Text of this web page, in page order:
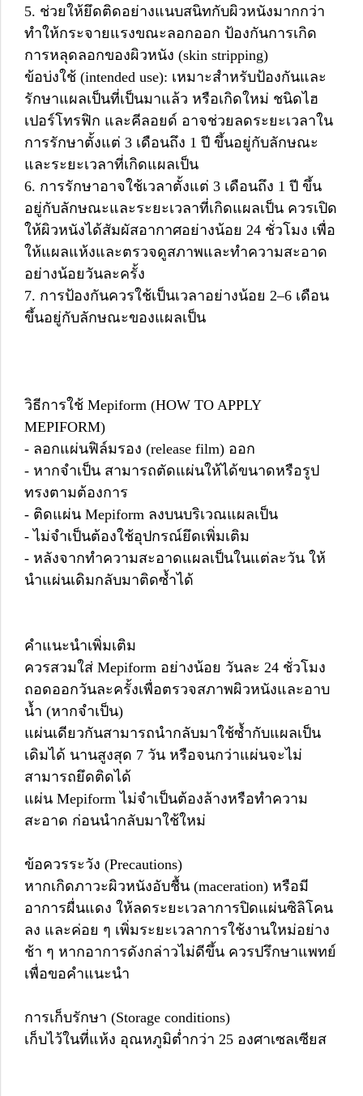
5. ช่วยให้ยึดติดอย่างแนบสนิทกับผิวหนังมากกว่า
ทำให้กระจายแรงขณะลอกออก ป้องกันการเกิด
การหลุดลอกของผิวหนัง (skin stripping)
ข้อบ่งใช้ (intended use): เหมาะสำหรับป้องกันและ
รักษาแผลเป็นที่เป็นมาแล้ว หรือเกิดใหม่ ชนิดไฮ
เปอร์โทรฟิก และคีลอยด์ อาจช่วยลดระยะเวลาใน
การรักษาตั้งแต่ 3 เดือนถึง 1 ปี ขึ้นอยู่กับลักษณะ
และระยะเวลาที่เกิดแผลเป็น
6. การรักษาอาจใช้เวลาตั้งแต่ 3 เดือนถึง 1 ปี ขึ้น
อยู่กับลักษณะและระยะเวลาที่เกิดแผลเป็น ควรเปิด
ให้ผิวหนังได้สัมผัสอากาศอย่างน้อย 24 ชั่วโมง เพื่อ
ให้แผลแห้งและตรวจดูสภาพและทำความสะอาด
อย่างน้อยวันละครั้ง
7. การป้องกันควรใช้เป็นเวลาอย่างน้อย 2–6 เดือน
ขึ้นอยู่กับลักษณะของแผลเป็น
วิธีการใช้ Mepiform (HOW TO APPLY
MEPIFORM)
- ลอกแผ่นฟิล์มรอง (release film) ออก
- หากจำเป็น สามารถตัดแผ่นให้ได้ขนาดหรือรูป
ทรงตามต้องการ
- ติดแผ่น Mepiform ลงบนบริเวณแผลเป็น
- ไม่จำเป็นต้องใช้อุปกรณ์ยึดเพิ่มเติม
- หลังจากทำความสะอาดแผลเป็นในแต่ละวัน ให้
นำแผ่นเดิมกลับมาติดซ้ำได้
คำแนะนำเพิ่มเติม
ควรสวมใส่ Mepiform อย่างน้อย วันละ 24 ชั่วโมง
ถอดออกวันละครั้งเพื่อตรวจสภาพผิวหนังและอาบ
น้ำ (หากจำเป็น)
แผ่นเดียวกันสามารถนำกลับมาใช้ซ้ำกับแผลเป็น
เดิมได้ นานสูงสุด 7 วัน หรือจนกว่าแผ่นจะไม่
สามารถยึดติดได้
แผ่น Mepiform ไม่จำเป็นต้องล้างหรือทำความ
สะอาด ก่อนนำกลับมาใช้ใหม่
ข้อควรระวัง (Precautions)
หากเกิดภาวะผิวหนังอับชื้น (maceration) หรือมี
อาการผื่นแดง ให้ลดระยะเวลาการปิดแผ่นซิลิโคน
ลง และค่อย ๆ เพิ่มระยะเวลาการใช้งานใหม่อย่าง
ช้า ๆ หากอาการดังกล่าวไม่ดีขึ้น ควรปรึกษาแพทย์
เพื่อขอคำแนะนำ
การเก็บรักษา (Storage conditions)
เก็บไว้ในที่แห้ง อุณหภูมิต่ำกว่า 25 องศาเซลเซียส